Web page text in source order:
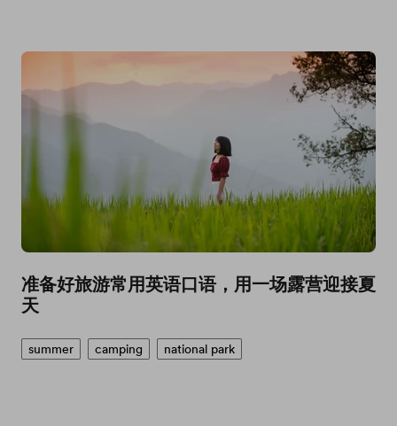
准备好旅游常用英语口语，用一场露营迎接夏
天
summer camping national park